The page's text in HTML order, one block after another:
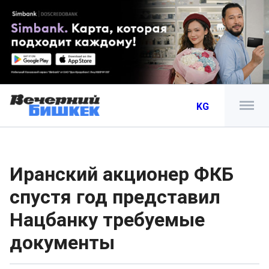
KG
Иранский акционер ФКБ
спустя год представил
Нацбанку требуемые
документы